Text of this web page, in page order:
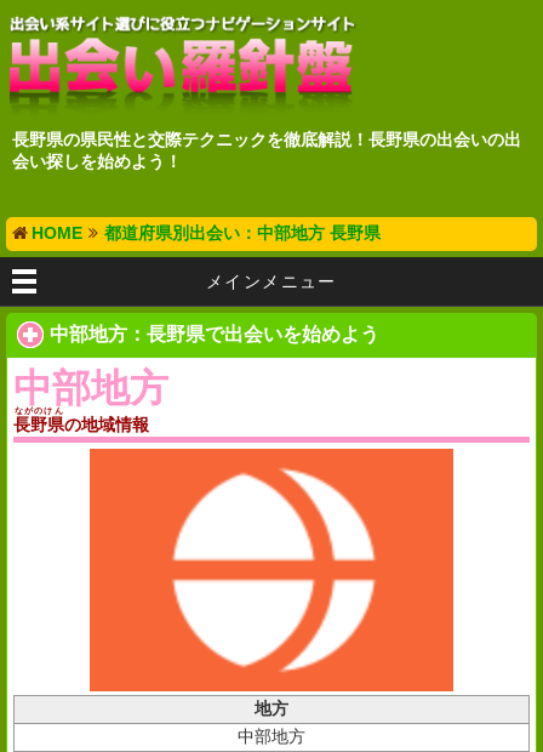
長野県の県民性と交際テクニックを徹底解説！長野県の出会いの出
会い探しを始めよう！
HOME 都道府県別出会い：中部地方 長野県
メインメニュー
中部地方：長野県で出会いを始めよう
中部地方
長野県
ながのけん
の地域情報
地方
中部地方